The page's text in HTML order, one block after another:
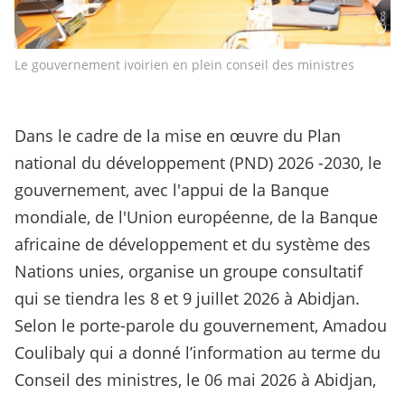
Le gouvernement ivoirien en plein conseil des ministres
Dans le cadre de la mise en œuvre du Plan
national du développement (PND) 2026 -2030, le
gouvernement, avec l'appui de la Banque
mondiale, de l'Union européenne, de la Banque
africaine de développement et du système des
Nations unies, organise un groupe consultatif
qui se tiendra les 8 et 9 juillet 2026 à Abidjan.
Selon le porte-parole du gouvernement, Amadou
Coulibaly qui a donné l’information au terme du
Conseil des ministres, le 06 mai 2026 à Abidjan,